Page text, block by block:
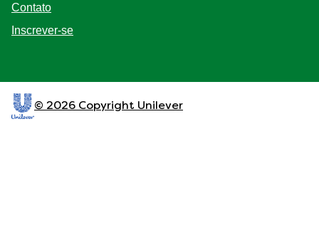
Contato
Inscrever-se
© 2026 Copyright Unilever